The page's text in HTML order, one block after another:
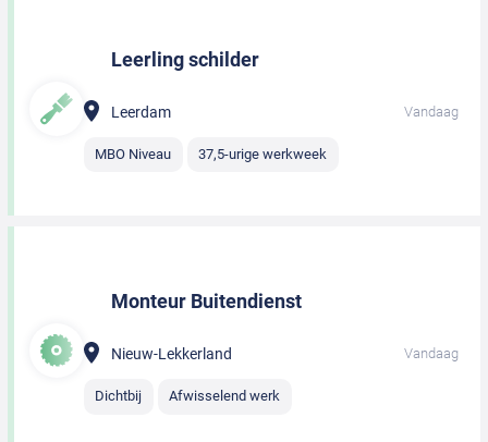
Leerling schilder
Leerdam Vandaag
MBO Niveau 37,5-urige werkweek
Monteur Buitendienst
Nieuw-Lekkerland Vandaag
Dichtbij Afwisselend werk